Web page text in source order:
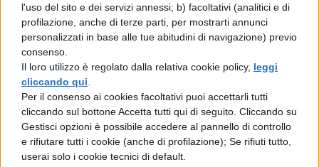
l'uso del sito e dei servizi annessi; b) facoltativi (analitici e di
profilazione, anche di terze parti, per mostrarti annunci
personalizzati in base alle tue abitudini di navigazione) previo
consenso.
Il loro utilizzo è regolato dalla relativa cookie policy, leggi
cliccando qui
Per il consenso ai cookies facoltativi puoi accettarli tutti
cliccando sul bottone Accetta tutti qui di seguito. Cliccando su
Gestisci opzioni è possibile accedere al pannello di controllo
e rifiutare tutti i cookie (anche di profilazione); Se rifiuti tutto,
userai solo i cookie tecnici di default.
PERIODO CLASSICO
De Fato, Paragrafo 34
De Fato, Paragrafo 36